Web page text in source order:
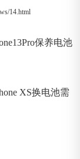
14.html
保养电池
XS换电池需